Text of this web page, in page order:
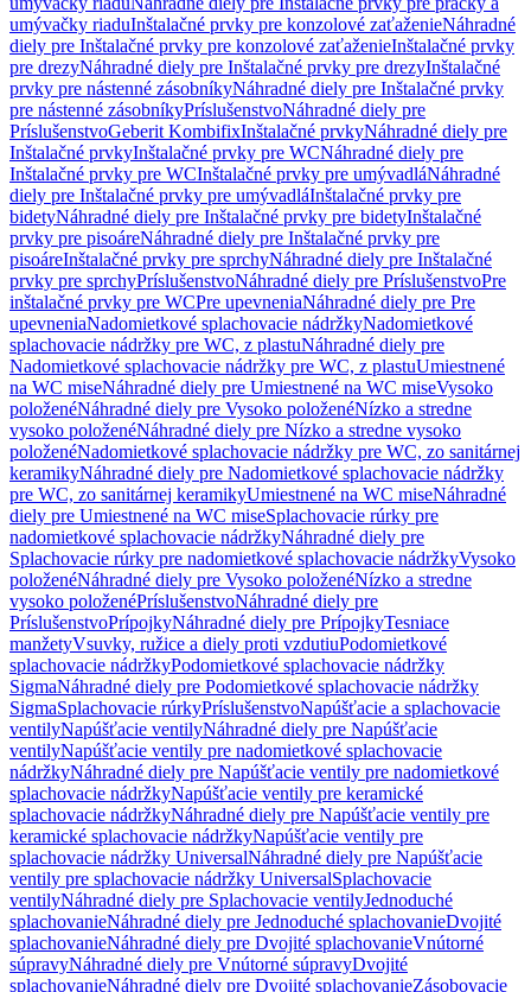
umývačky riaduInštalačné prvky pre konzolové zaťaženieNáhradné
diely pre Inštalačné prvky pre konzolové zaťaženieInštalačné prvky
pre drezyNáhradné diely pre Inštalačné prvky pre drezyInštalačné
prvky pre nástenné zásobníkyNáhradné diely pre Inštalačné prvky
pre nástenné zásobníkyPríslušenstvoNáhradné diely pre
PríslušenstvoGeberit KombifixInštalačné prvkyNáhradné diely pre
Inštalačné prvkyInštalačné prvky pre WCNáhradné diely pre
Inštalačné prvky pre WCInštalačné prvky pre umývadláNáhradné
diely pre Inštalačné prvky pre umývadláInštalačné prvky pre
bidetyNáhradné diely pre Inštalačné prvky pre bidetyInštalačné
prvky pre pisoáreNáhradné diely pre Inštalačné prvky pre
pisoáreInštalačné prvky pre sprchyNáhradné diely pre Inštalačné
prvky pre sprchyPríslušenstvoNáhradné diely pre PríslušenstvoPre
inštalačné prvky pre WCPre upevneniaNáhradné diely pre Pre
upevneniaNadomietkové splachovacie nádržkyNadomietkové
splachovacie nádržky pre WC, z plastuNáhradné diely pre
Nadomietkové splachovacie nádržky pre WC, z plastuUmiestnené
na WC miseNáhradné diely pre Umiestnené na WC miseVysoko
položenéNáhradné diely pre Vysoko položenéNízko a stredne
vysoko položenéNáhradné diely pre Nízko a stredne vysoko
položenéNadomietkové splachovacie nádržky pre WC, zo sanitárnej
keramikyNáhradné diely pre Nadomietkové splachovacie nádržky
pre WC, zo sanitárnej keramikyUmiestnené na WC miseNáhradné
diely pre Umiestnené na WC miseSplachovacie rúrky pre
nadomietkové splachovacie nádržkyNáhradné diely pre
Splachovacie rúrky pre nadomietkové splachovacie nádržkyVysoko
položenéNáhradné diely pre Vysoko položenéNízko a stredne
vysoko položenéPríslušenstvoNáhradné diely pre
PríslušenstvoPrípojkyNáhradné diely pre PrípojkyTesniace
manžetyVsuvky, ružice a diely proti vzdutiuPodomietkové
splachovacie nádržkyPodomietkové splachovacie nádržky
SigmaNáhradné diely pre Podomietkové splachovacie nádržky
SigmaSplachovacie rúrkyPríslušenstvoNapúšťacie a splachovacie
ventilyNapúšťacie ventilyNáhradné diely pre Napúšťacie
ventilyNapúšťacie ventily pre nadomietkové splachovacie
nádržkyNáhradné diely pre Napúšťacie ventily pre nadomietkové
splachovacie nádržkyNapúšťacie ventily pre keramické
splachovacie nádržkyNáhradné diely pre Napúšťacie ventily pre
keramické splachovacie nádržkyNapúšťacie ventily pre
splachovacie nádržky UniversalNáhradné diely pre Napúšťacie
ventily pre splachovacie nádržky UniversalSplachovacie
ventilyNáhradné diely pre Splachovacie ventilyJednoduché
splachovanieNáhradné diely pre Jednoduché splachovanieDvojité
splachovanieNáhradné diely pre Dvojité splachovanieVnútorné
súpravyNáhradné diely pre Vnútorné súpravyDvojité
splachovanieNáhradné diely pre Dvojité splachovanieZásobovacie